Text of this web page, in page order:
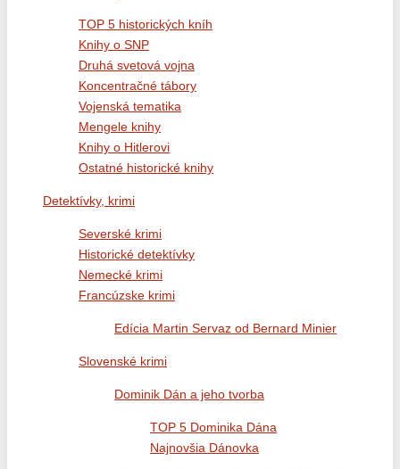
TOP 5 historických kníh
Knihy o SNP
Druhá svetová vojna
Koncentračné tábory
Vojenská tematika
Mengele knihy
Knihy o Hitlerovi
Ostatné historické knihy
Detektívky, krimi
Severské krimi
Historické detektívky
Nemecké krimi
Francúzske krimi
Edícia Martin Servaz od Bernard Minier
Slovenské krimi
Dominik Dán a jeho tvorba
TOP 5 Dominika Dána
Najnovšia Dánovka